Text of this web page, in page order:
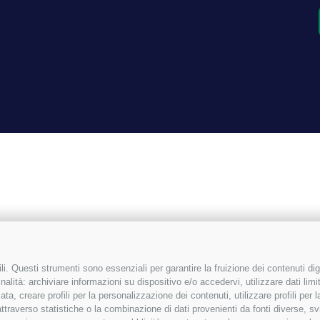
Questi strumenti sono essenziali per garantire la fruizione dei contenuti
archiviare informazioni su dispositivo e/o accedervi, utilizzare dati
creare profili per la personalizzazione dei contenuti, utilizzare profili
statistiche o la combinazione di dati provenienti da fonti diverse,